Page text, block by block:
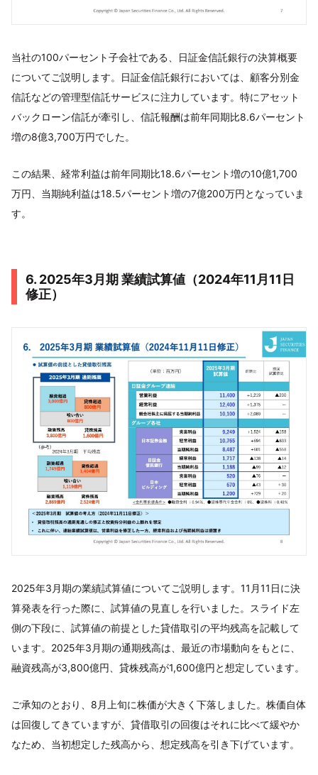
当社の100パーセント子会社である、日証金信託銀行の決算概要
についてご説明します。日証金信託銀行においては、顧客分別金
信託などの管理型信託サービスに注力しています。特にアセット
バックローン信託が牽引し、信託報酬は前年同期比8.6パーセント
増の8億3,700万円でした。
この結果、経常利益は前年同期比18.6パーセント増の10億1,700
万円、当期純利益は18.5パーセント増の7億200万円となっていま
す。
6. 2025年3月期 業績試算値（2024年11月11日
修正）
2025年3月期の業績試算値についてご説明します。11月11日に決
算発表を行った際に、試算値の見直しを行いました。スライド左
側の下段に、試算値の前提とした貸借取引の平均残高を記載して
います。2025年3月期の通期残高は、最近の市場動向をもとに、
融資残高が3,800億円、貸株残高が1,600億円と想定しています。
ご承知のとおり、8月上旬に株価が大きく下落しました。株価自体
は回復してきていますが、貸借取引の回復はそれに比べて緩やか
なため、当初想定した残高から、想定残高を引き下げています。